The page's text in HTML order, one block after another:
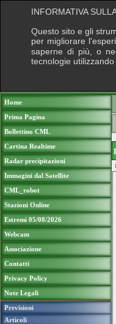
Home
Prima Pagina
Bollettino CML
Cartina Realtime
Radar precipitazioni
Immagini dal Satellite
CML_robot
Stazioni Online
Estremi 05/08/2026
Webcam
Associazione
Contatti
Privacy Policy
Note Legali
Previsioni
Articoli
INFORMATIVA
Questo sito e gli
per migliorare
saperne di più, o
tecnologie